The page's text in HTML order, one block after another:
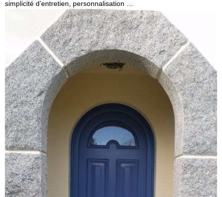
simplicité d’entretien, personnalisation …